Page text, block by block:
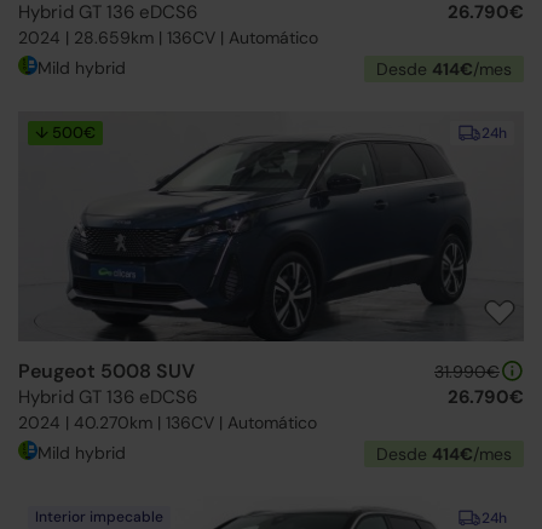
Hybrid GT 136 eDCS6
2024 | 28.659km | 136CV | Automático
26.790€
Mild hybrid Desde 414€/mes
24h
↓ 500€
Peugeot 5008 SUV
Hybrid GT 136 eDCS6
2024 | 40.270km | 136CV | Automático
31.990€
26.790€
Mild hybrid Desde 414€/mes
24h
Interior impecable